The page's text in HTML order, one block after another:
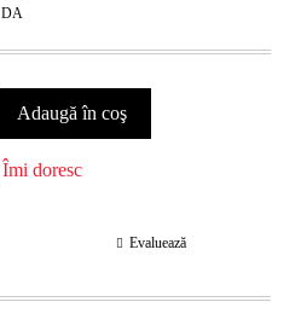
DA
Îmi doresc
Evaluează